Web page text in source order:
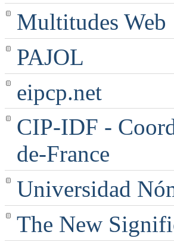
Multitudes Web
PAJOL
eipcp.net
CIP-IDF -
de-France
Universidad
The New